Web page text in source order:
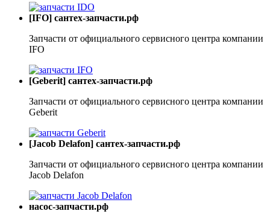
[IFO] сантех-запчасти.рф
Запчасти от официального сервисного центра компании
IFO
[Geberit] сантех-запчасти.рф
Запчасти от официального сервисного центра компании
Geberit
[Jacob Delafon] сантех-запчасти.рф
Запчасти от официального сервисного центра компании
Jacob Delafon
насос-запчасти.рф